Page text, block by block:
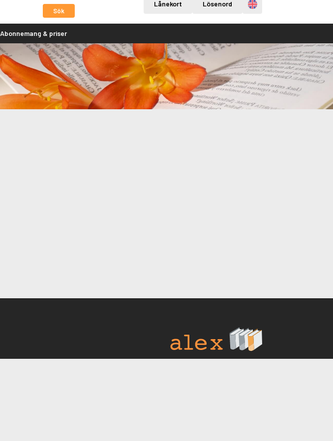
Sök
Lånekort Lösenord Engelska
Abonnemang & priser